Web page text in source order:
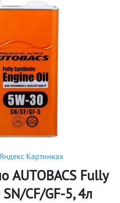
Картинках
AUTOBACS Fully
CF/GF-5, 4л